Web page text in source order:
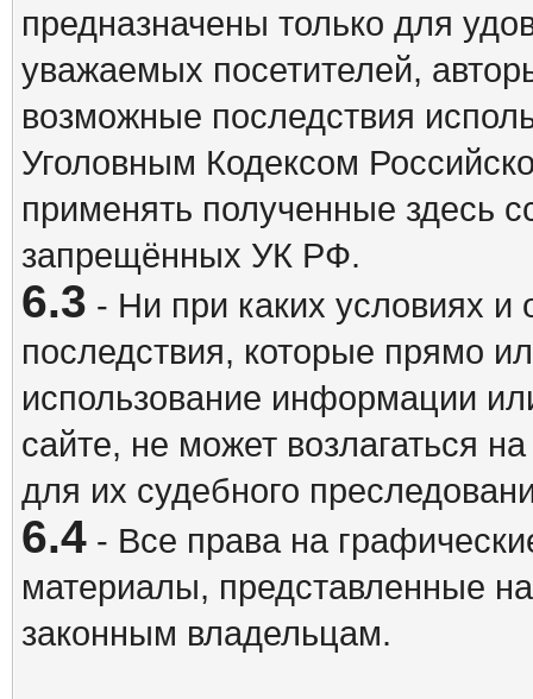
предназначены только для
уважаемых посетителей,
возможные последствия
Уголовным Кодексом
применять полученные здесь
запрещённых УК РФ.
6.3 - Ни при каких условиях и
последствия, которые прямо
использование информации
сайте, не может возлагаться
для их судебного
6.4- Все права на
материалы, представленные
законным владельцам.